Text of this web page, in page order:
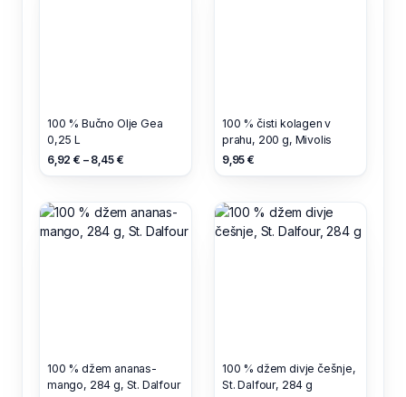
100 % Bučno Olje Gea
0,25 L
6,92 € – 8,45 €
100 % čisti kolagen v
prahu, 200 g, Mivolis
9,95 €
100 % džem ananas-
mango, 284 g, St. Dalfour
100 % džem divje češnje,
St. Dalfour, 284 g